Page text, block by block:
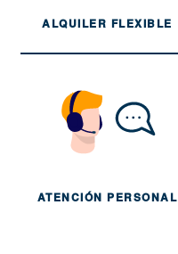
ALQUILER FLEXIBLE
ATENCIÓN PERSONAL